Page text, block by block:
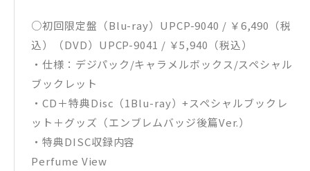
○初回限定盤（Blu-ray）UPCP-9040 / ￥6,490（税
込）（DVD）UPCP-9041 / ￥5,940（税込）
・仕様：デジパック/キャラメルボックス/スペシャル
ブックレット
・CD＋特典Disc（1Blu-ray）+スペシャルブックレ
ット＋グッズ（エンブレムバッジ後篇Ver.）
・特典DISC収録内容
Perfume View